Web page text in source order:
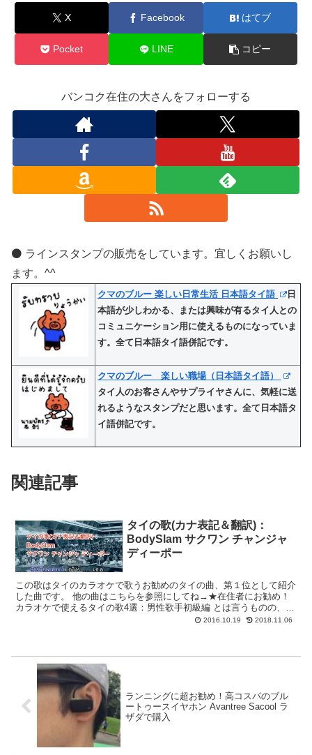
X Facebook はてブ
Pocket LINE コピー
バンコク在住の大さんをフォローする
⚫️ ラインスタンプの販売をしています。宜しくお願いし
ます。^^
クマのブルー 楽しい日常生活 日本語タイ語
日
本語が少しわかる、または興味が有るタイ人との
コミュニケーション用に使えるものになっていま
す。全て日本語タイ語併記です。
クマのブルー 楽しい職場（日本語タイ語）
タイ人のお客さんやサプライヤさんに、気軽に送
れるようなスタンプだと思います。全て日本語タ
イ語併記です。
関連記事
タイの歌(カナ表記＆翻訳)：
BodySlam サクワン チャンジャ
ディーポー
この歌はタイのカラオケで歌うお勧めのタイの曲、第１位として紹介
した曲です。 他の曲はこちらを参照にしてね→★在住者にお勧め！
カラオケで使えるタイの歌4選：男性歌手初級編 とは言うものの、歌
詞を覚えるためにタイ語を覚えるのは大変ですので、かな...
2016.10.19 2018.11.06
ランニングに超お勧め！高コスパのブル
ートゥースイヤホン Avantree Sacool ラ
ザダで購入